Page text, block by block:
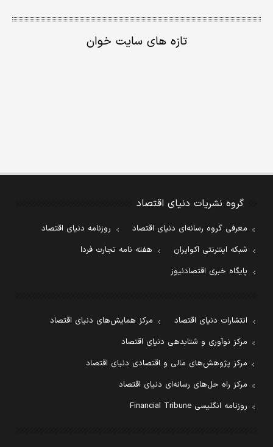
تازه های سایت خوان
گروه نشریات دنیای اقتصاد
معرفی گروه رسانه‌ای دنیای اقتصاد
روزنامه دنیای اقتصاد
شبکه اینترنتی اکوایران
هفته نامه تجارت فردا
پایگاه خبری اقتصادنیوز
انتشارات دنیای اقتصاد
مرکز همایش‌های دنیای اقتصاد
مرکز نوآوری و شتابدهی دنیای اقتصاد
مرکز پژوهش‌های مالی و اقتصادی دنیای اقتصاد
مرکز راه حل‌های رسانه‌ای دنیای اقتصاد
روزنامه انگلیسی Financial Tribune